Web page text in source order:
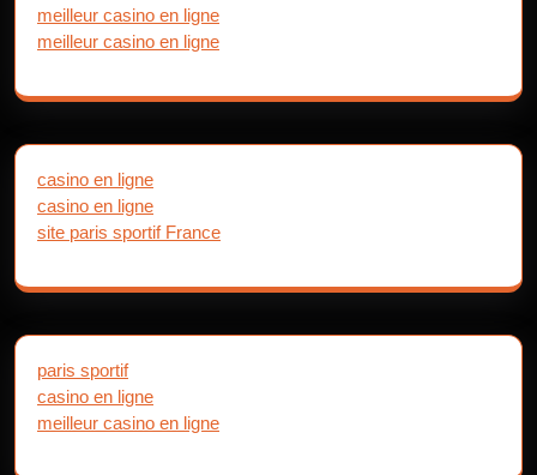
meilleur casino en ligne
meilleur casino en ligne
casino en ligne
casino en ligne
site paris sportif France
paris sportif
casino en ligne
meilleur casino en ligne